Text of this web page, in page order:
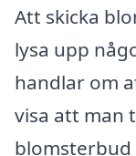
Att skicka
lysa upp
handlar om
visa att man
blomsterbud